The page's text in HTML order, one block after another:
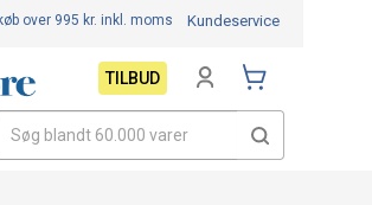
over 995 kr. inkl. moms Kundeservice
TILBUD